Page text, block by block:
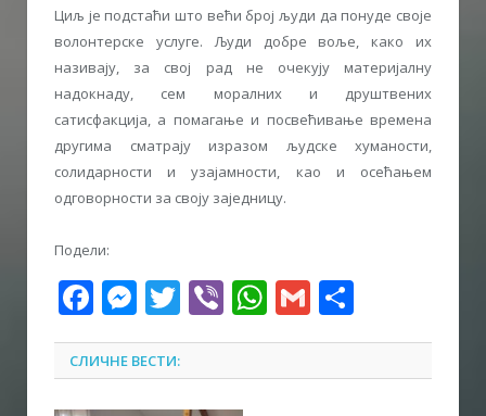
Циљ је подстаћи што већи број људи да понуде своје
волонтерске услуге. Људи добре воље, како их
називају, за свој рад не очекују материјалну
надокнаду, сем моралних и друштвених
сатисфакција, а помагање и посвећивање времена
другима сматрају изразом људске хуманости,
солидарности и узајамности, као и осећањем
одговорности за своју заједницу.
Подели:
Facebook
Messenger
Twitter
ViberWhatsApp
Gmail
СЛИЧНЕ ВЕСТИ: